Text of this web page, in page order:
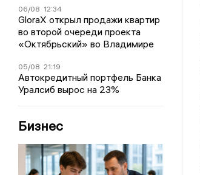
06/08 12:34
GloraX открыл продажи квартир
во второй очереди проекта
«Октябрьский» во Владимире
05/08 21:19
Автокредитный портфель Банка
Уралсиб вырос на 23%
Бизнес